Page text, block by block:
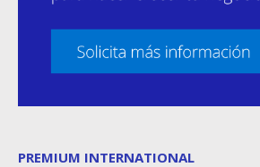
PREMIUM INTERNATIONAL